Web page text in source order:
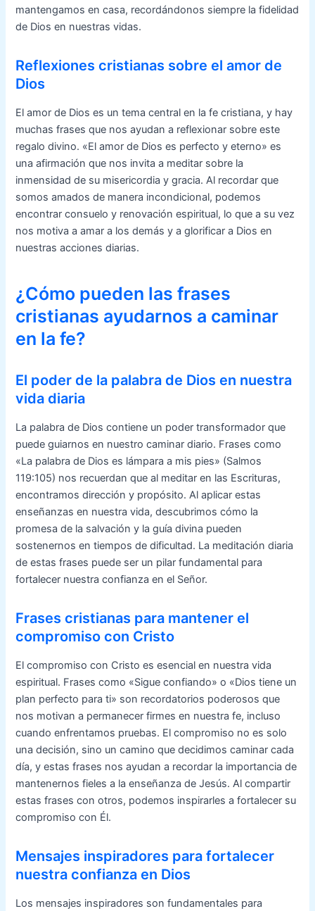
mantengamos en casa, recordándonos siempre la fidelidad
de Dios en nuestras vidas.
Reflexiones cristianas sobre el amor de
Dios
El amor de Dios es un tema central en la fe cristiana, y hay
muchas frases que nos ayudan a reflexionar sobre este
regalo divino. «El amor de Dios es perfecto y eterno» es
una afirmación que nos invita a meditar sobre la
inmensidad de su misericordia y gracia. Al recordar que
somos amados de manera incondicional, podemos
encontrar consuelo y renovación espiritual, lo que a su vez
nos motiva a amar a los demás y a glorificar a Dios en
nuestras acciones diarias.
¿Cómo pueden las frases
cristianas ayudarnos a caminar
en la fe?
El poder de la palabra de Dios en nuestra
vida diaria
La palabra de Dios contiene un poder transformador que
puede guiarnos en nuestro caminar diario. Frases como
«La palabra de Dios es lámpara a mis pies» (Salmos
119:105) nos recuerdan que al meditar en las Escrituras,
encontramos dirección y propósito. Al aplicar estas
enseñanzas en nuestra vida, descubrimos cómo la
promesa de la salvación y la guía divina pueden
sostenernos en tiempos de dificultad. La meditación diaria
de estas frases puede ser un pilar fundamental para
fortalecer nuestra confianza en el Señor.
Frases cristianas para mantener el
compromiso con Cristo
El compromiso con Cristo es esencial en nuestra vida
espiritual. Frases como «Sigue confiando» o «Dios tiene un
plan perfecto para ti» son recordatorios poderosos que
nos motivan a permanecer firmes en nuestra fe, incluso
cuando enfrentamos pruebas. El compromiso no es solo
una decisión, sino un camino que decidimos caminar cada
día, y estas frases nos ayudan a recordar la importancia de
mantenernos fieles a la enseñanza de Jesús. Al compartir
estas frases con otros, podemos inspirarles a fortalecer su
compromiso con Él.
Mensajes inspiradores para fortalecer
nuestra confianza en Dios
Los mensajes inspiradores son fundamentales para